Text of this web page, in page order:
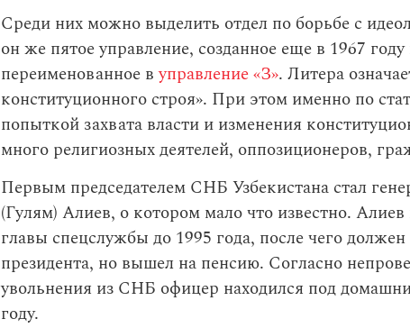
Среди них можно выделить отдел по борьбе с
он же пятое управление, созданное еще в 1967
переименованное вуправление «З». Литера
конституционного строя». При этом именно по
попыткой захвата власти и изменения
много религиозных деятелей, оппозиционеров,
Первым председателем СНБ Узбекистана стал
(Гулям) Алиев, о котором мало что известно.
главы спецслужбы до 1995 года, после чего
президента, но вышел на пенсию. Согласно
увольнения из СНБ офицер находился под
году.